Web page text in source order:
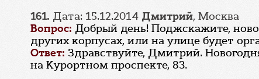
161. Дата: 15.12.2014 Дмитрий, Москва
Вопрос: Добрый день! Поджскажите,
других корпусах, или на улице будет
Ответ: Здравствуйте, Дмитрий.
на Курортном проспекте, 83.